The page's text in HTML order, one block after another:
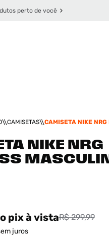
perto de você
CAMISETAS
CAMISETA NIKE NRG
NIKE NRG
pixà vistaR$ 299,99
juros